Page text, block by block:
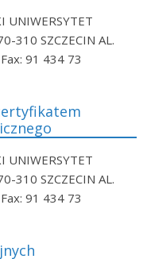
UNIWERSYTET
310 SZCZECIN AL.
91 434 73
UNIWERSYTET
310 SZCZECIN AL.
91 434 73